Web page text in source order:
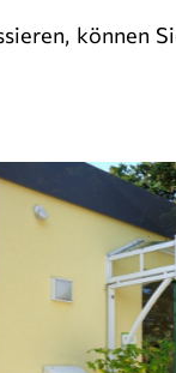
können